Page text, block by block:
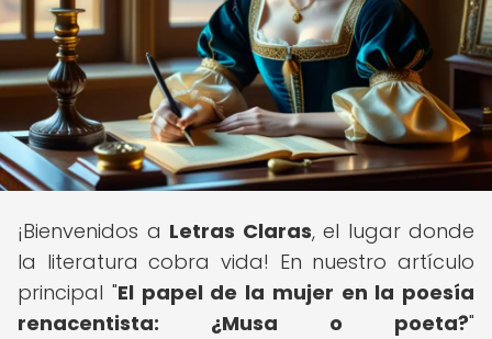
¡Bienvenidos a Letras Claras, el lugar donde
la literatura cobra vida! En nuestro artículo
principal "El papel de la mujer en la poesía
renacentista: ¿Musa o poeta?"